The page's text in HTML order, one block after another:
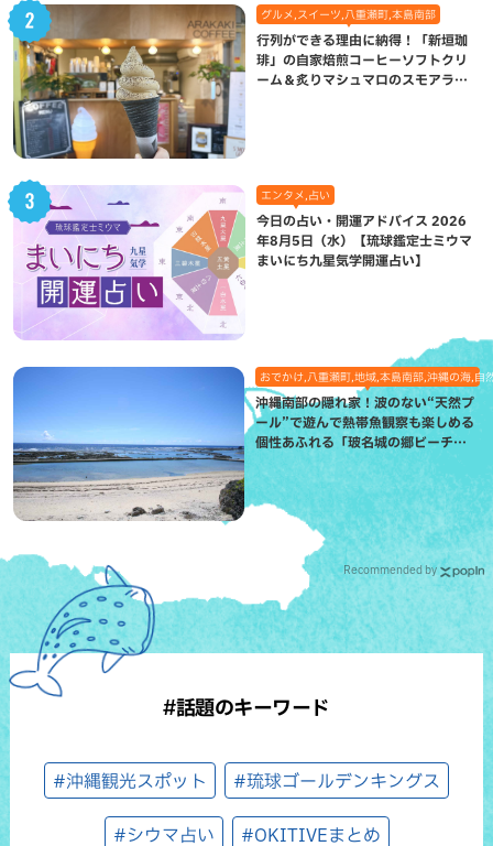
グルメ,スイーツ,八重瀬町,本島南部
行列ができる理由に納得！「新垣珈
琲」の自家焙煎コーヒーソフトクリ
ーム＆炙りマシュマロのスモアラテ
エンタメ,占い
今日の占い・開運アドバイス 2026
年8月5日（水）【琉球鑑定士ミウマ
まいにち九星気学開運占い】
おでかけ,八重瀬町,地域,本島南部,沖縄の海,自
沖縄南部の隠れ家！波のない“天然プ
ール”で遊んで熱帯魚観察も楽しめる
個性あふれる「玻名城の郷ビーチ」
（八重瀬町）
Recommended by
#話題のキーワード
#沖縄観光スポット #琉球ゴールデンキングス
#シウマ占い #OKITIVEまとめ